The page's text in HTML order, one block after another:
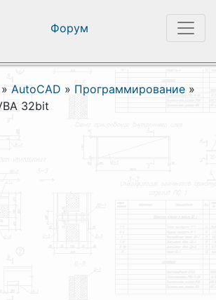
Форум
» AutoCAD » Программирование »
32bit